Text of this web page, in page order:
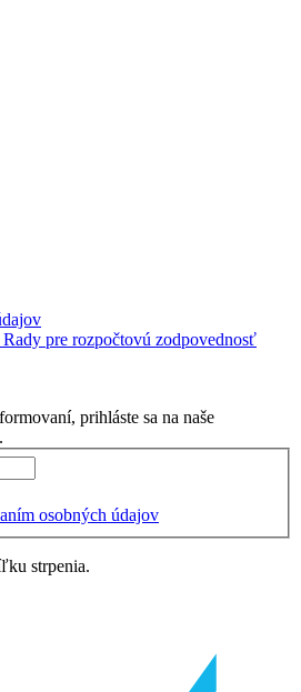
pre rozpočtovú zodpovednosť
prihláste sa na naše
osobných údajov
strpenia.